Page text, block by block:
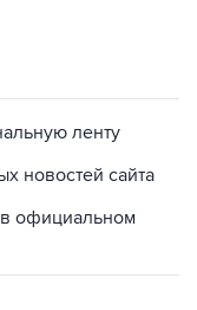
ленту
новостей сайта
официальном